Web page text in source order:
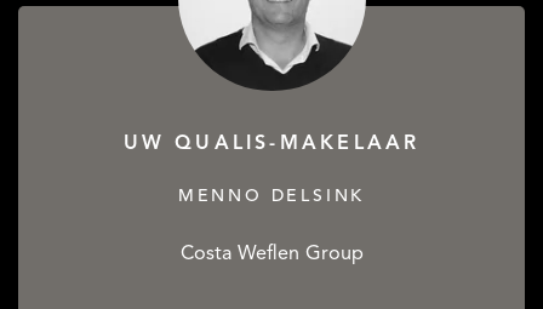
UW QUALIS-MAKELAAR
MENNO DELSINK
Costa Weflen Group